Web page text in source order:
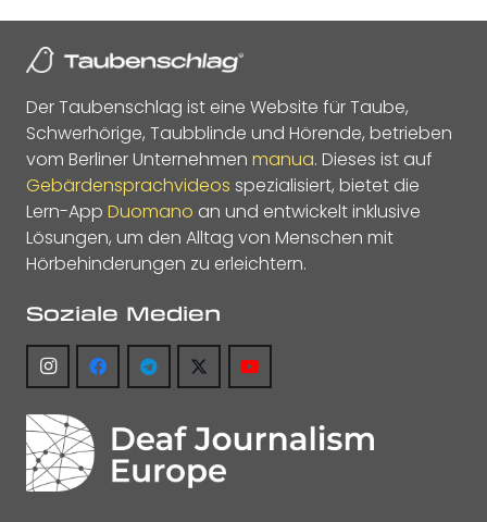
Der Taubenschlag ist eine Website für Taube,
Schwerhörige, Taubblinde und Hörende, betrieben
vom Berliner Unternehmen manua. Dieses ist auf
Gebärdensprachvideos spezialisiert, bietet die
Lern-App Duomano an und entwickelt inklusive
Lösungen, um den Alltag von Menschen mit
Hörbehinderungen zu erleichtern.
Soziale Medien